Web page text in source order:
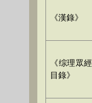
《漢錄》
《综理眾經
目錄》